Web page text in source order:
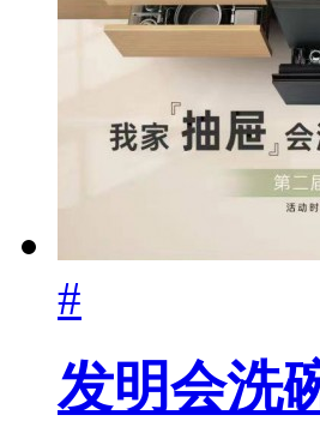
#
发明会洗